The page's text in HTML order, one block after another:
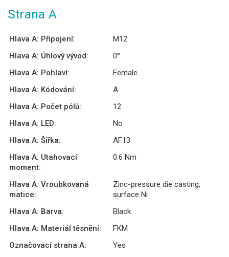
Strana A
Hlava A: Připojení:
M12
Hlava A: Úhlový vývod:
0°
Hlava A: Pohlaví:
Female
Hlava A: Kódování:
A
Hlava A: Počet pólů:
12
Hlava A: LED:
No
Hlava A: Šířka:
AF13
Hlava A: Utahovací
moment:
0.6 Nm
Hlava A: Vroubkovaná
matice:
Zinc-pressure die casting,
surface Ni
Hlava A: Barva:
Black
Hlava A: Materiál těsnění:
FKM
Označovací strana A:
Yes